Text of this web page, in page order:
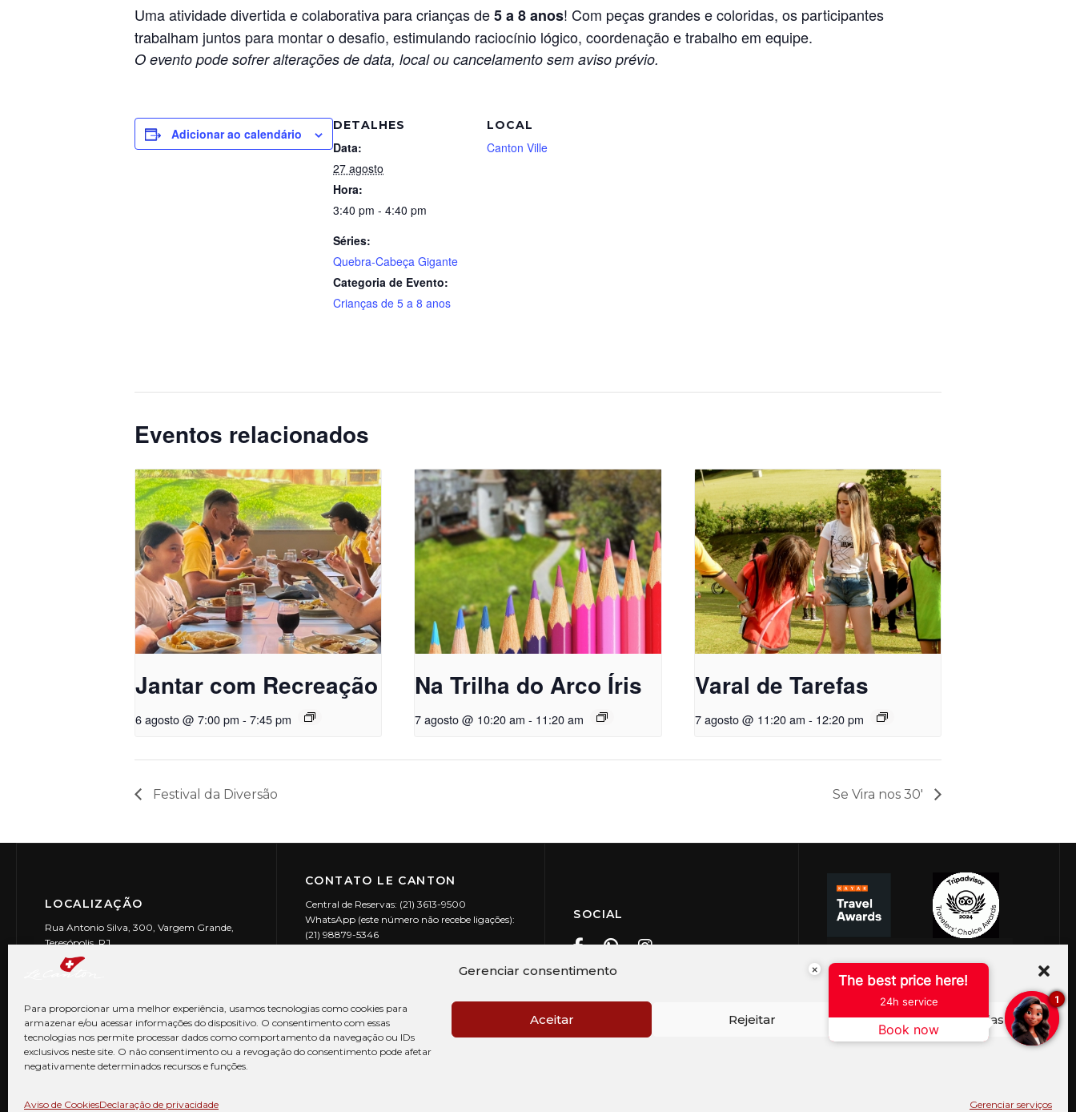
Gerenciar consentimento
Para proporcionar uma melhor experiência, usamos tecnologias como cookies para
armazenar e/ou acessar informações do dispositivo. O consentimento com essas
tecnologias nos permite processar dados como comportamento da navegação ou IDs
exclusivos neste site. O não consentimento ou a revogação do consentimento pode afetar
negativamente determinados recursos e funções.
Gerenciar serviços
Aceitar Rejeitar Ver preferências
Aviso de CookiesDeclaração de privacidade
Uma atividade divertida e colaborativa para crianças de5 a 8 anos! Com peças grandes e coloridas, os participantes
trabalham juntos para montar o desafio, estimulando raciocínio lógico, coordenação e trabalho em equipe.
O evento pode sofrer alterações de data, local ou cancelamento sem aviso prévio.
Adicionar ao calendário
DETALHES
Data:
27 agosto
Hora:
3:40 pm - 4:40 pm
Séries:
Quebra-Cabeça Gigante
Categoria de Evento:
Crianças de 5 a 8 anos
LOCAL
Canton Ville
Eventos relacionados
Jantar com Recreação
6 agosto @ 7:00 pm - 7:45 pm
Na Trilha do Arco Íris
7 agosto @ 10:20 am - 11:20 am
Varal de Tarefas
7 agosto @ 11:20 am - 12:20 pm
Festival da Diversão Se Vira nos 30′
LOCALIZAÇÃO
Rua Antonio Silva, 300, Vargem Grande,
Teresópolis, RJ
CEP: 25990-150
CONTATO LE CANTON
Central de Reservas: (21) 3613-9500
WhatsApp (este número não recebe ligações):
(21) 98879-5346
SOCIAL
© Copyright 2026 Le Canton. Todos os direitos reservados
×
The best price here!
24h service
Book now
1